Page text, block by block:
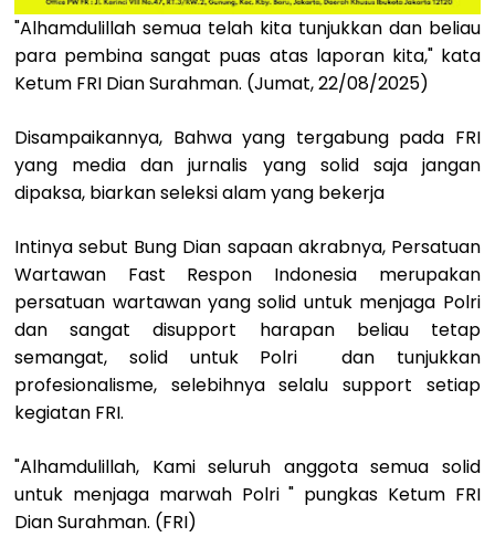
"Alhamdulillah semua telah kita tunjukkan dan beliau
para pembina sangat puas atas laporan kita," kata
Ketum FRI Dian Surahman. (Jumat, 22/08/2025)
Disampaikannya, Bahwa yang tergabung pada FRI
yang media dan jurnalis yang solid saja jangan
dipaksa, biarkan seleksi alam yang bekerja
Intinya sebut Bung Dian sapaan akrabnya, Persatuan
Wartawan Fast Respon Indonesia merupakan
persatuan wartawan yang solid untuk menjaga Polri
dan sangat disupport harapan beliau tetap
semangat, solid untuk Polri dan tunjukkan
profesionalisme, selebihnya selalu support setiap
kegiatan FRI.
"Alhamdulillah, Kami seluruh anggota semua solid
untuk menjaga marwah Polri " pungkas Ketum FRI
Dian Surahman. (FRI)